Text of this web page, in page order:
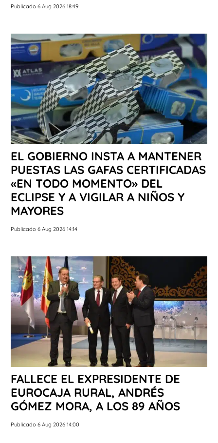
Publicado 6 Aug 2026 18:49
EL GOBIERNO INSTA A MANTENER
PUESTAS LAS GAFAS CERTIFICADAS
«EN TODO MOMENTO» DEL
ECLIPSE Y A VIGILAR A NIÑOS Y
MAYORES
Publicado 6 Aug 2026 14:14
FALLECE EL EXPRESIDENTE DE
EUROCAJA RURAL, ANDRÉS
GÓMEZ MORA, A LOS 89 AÑOS
Publicado 6 Aug 2026 14:00